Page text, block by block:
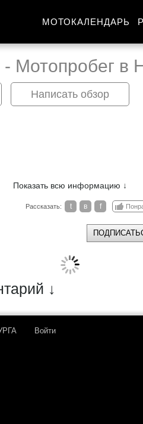
МОТОКАЛЕНДАРЬ
- Мотопробег в
Написать обзор
Показать всю информацию ↓
Рассказать: t в f
↓
Войти